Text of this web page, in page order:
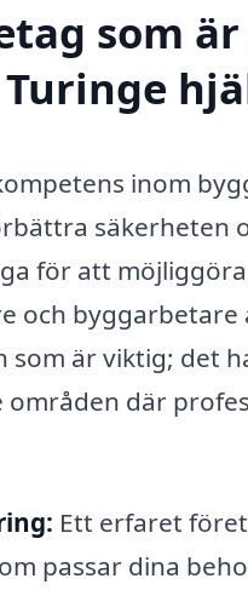
som
inom
säkerheten
för att
och
som är viktig; det
där
Ett erfaret
passar dina